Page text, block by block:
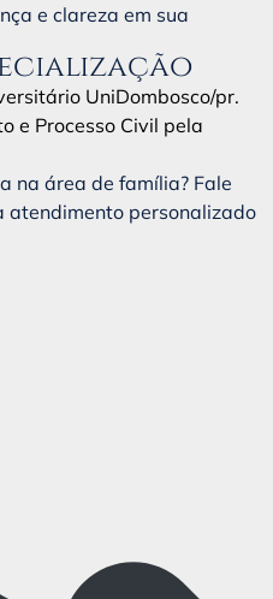
e clareza em sua
UniDombosco/pr.
e Processo Civil pela
na área de família? Fale
atendimento personalizado